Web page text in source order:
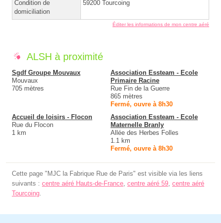
Condition de
domiciliation
59200 Tourcoing
Éditer les informations de mon centre aéré
ALSH à proximité
Sgdf Groupe Mouvaux
Mouvaux
705 mètres
Association Essteam - Ecole
Primaire Racine
Rue Fin de la Guerre
865 mètres
Fermé, ouvre à 8h30
Accueil de loisirs - Flocon
Rue du Flocon
1 km
Association Essteam - Ecole
Maternelle Branly
Allée des Herbes Folles
1.1 km
Fermé, ouvre à 8h30
Cette page "MJC la Fabrique Rue de Paris" est visible via les liens
suivants : centre aéré Hauts-de-France centre aéré 59 centre aéré
Tourcoing